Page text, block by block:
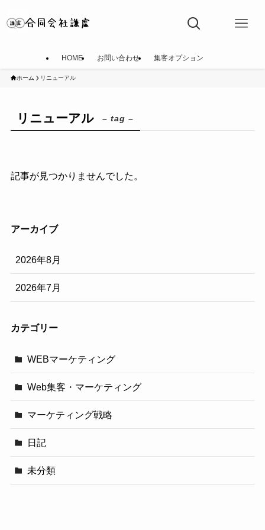
HOME お問い合わせ 集客オプション
ホーム リニューアル
リニューアル – tag –
記事が見つかりませんでした。
アーカイブ
2026年8月
2026年7月
カテゴリー
WEBマーケティング
Web集客・マーケティング
マーケティング戦略
日記
未分類